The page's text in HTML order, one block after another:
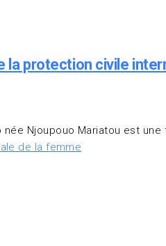
la protection civile
née Njoupouo Mariatou est
de la femme